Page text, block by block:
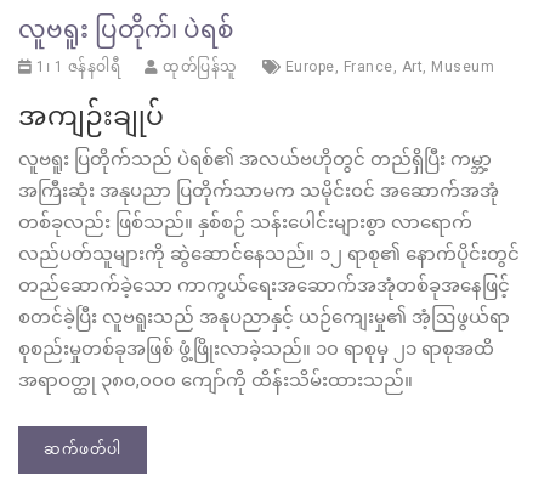
လူဗရူး ပြတိုက်၊ ပဲရစ်
1၊ 1 ဇန်နဝါရီ ထုတ်ပြန်သူ Europe, France, Art, Museum
အကျဉ်းချုပ်
လူဗရူး ပြတိုက်သည် ပဲရစ်၏ အလယ်ဗဟိုတွင် တည်ရှိပြီး ကမ္ဘာ့
အကြီးဆုံး အနုပညာ ပြတိုက်သာမက သမိုင်းဝင် အဆောက်အအုံ
တစ်ခုလည်း ဖြစ်သည်။ နှစ်စဉ် သန်းပေါင်းများစွာ လာရောက်
လည်ပတ်သူများကို ဆွဲဆောင်နေသည်။ ၁၂ ရာစု၏ နောက်ပိုင်းတွင်
တည်ဆောက်ခဲ့သော ကာကွယ်ရေးအဆောက်အအုံတစ်ခုအနေဖြင့်
စတင်ခဲ့ပြီး လူဗရူးသည် အနုပညာနှင့် ယဉ်ကျေးမှု၏ အံ့ဩဖွယ်ရာ
စုစည်းမှုတစ်ခုအဖြစ် ဖွံ့ဖြိုးလာခဲ့သည်။ ၁၀ ရာစုမှ ၂၁ ရာစုအထိ
အရာဝတ္ထု ၃၈၀,၀၀၀ ကျော်ကို ထိန်းသိမ်းထားသည်။
ဆက်ဖတ်ပါ